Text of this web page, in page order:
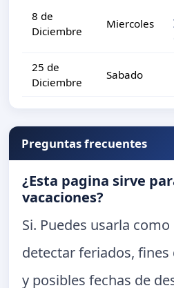
8 de
Diciembre
Miercoles
25 de
Diciembre
Sabado
Preguntas frecuentes
¿Esta pagina sirve
vacaciones?
Si. Puedes usarla
detectar feriados, fines
y posibles fechas de